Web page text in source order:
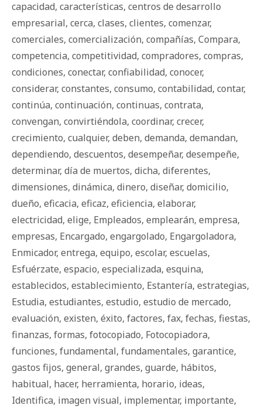
capacidad, características, centros de desarrollo
empresarial, cerca, clases, clientes, comenzar,
comerciales, comercialización, compañías, Compara,
competencia, competitividad, compradores, compras,
condiciones, conectar, confiabilidad, conocer,
considerar, constantes, consumo, contabilidad, contar,
continúa, continuación, continuas, contrata,
convengan, convirtiéndola, coordinar, crecer,
crecimiento, cualquier, deben, demanda, demandan,
dependiendo, descuentos, desempeñar, desempeñe,
determinar, día de muertos, dicha, diferentes,
dimensiones, dinámica, dinero, diseñar, domicilio,
dueño, eficacia, eficaz, eficiencia, elaborar,
electricidad, elige, Empleados, emplearán, empresa,
empresas, Encargado, engargolado, Engargoladora,
Enmicador, entrega, equipo, escolar, escuelas,
Esfuérzate, espacio, especializada, esquina,
establecidos, establecimiento, Estantería, estrategias,
Estudia, estudiantes, estudio, estudio de mercado,
evaluación, existen, éxito, factores, fax, fechas, fiestas,
finanzas, formas, fotocopiado, Fotocopiadora,
funciones, fundamental, fundamentales, garantice,
gastos fijos, general, grandes, guarde, há­bi­tos,
habitual, hacer, herramienta, horario, ideas,
Identifica, imagen visual, implementar, importante,